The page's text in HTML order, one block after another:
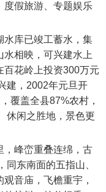
度假旅游、专题娱乐
库已竣工蓄水，集
水相映，可兴建水上
百花岭上投资300万元
建，2002年元旦开
覆盖全县87%农村，
休闲之胜地，景色更
峰峦重叠连绵，古
东南面的五指山、
音庙，飞檐重宇，